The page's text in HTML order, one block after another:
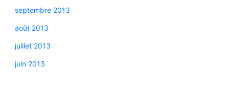
septembre 2013
août 2013
juillet 2013
juin 2013